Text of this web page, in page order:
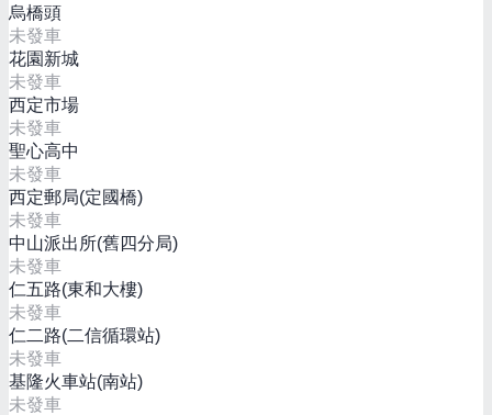
烏橋頭
未發車
花園新城
未發車
西定市場
未發車
聖心高中
未發車
西定郵局(定國橋)
未發車
中山派出所(舊四分局)
未發車
仁五路(東和大樓)
未發車
仁二路(二信循環站)
未發車
基隆火車站(南站)
未發車